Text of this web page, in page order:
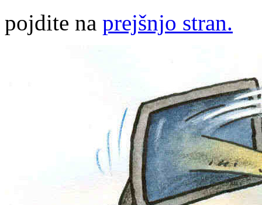
pojdite na prejšnjo stran.